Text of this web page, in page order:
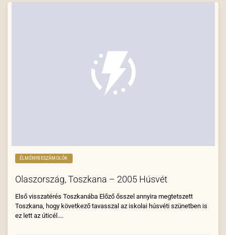
ÉLMÉNYBESZÁMOLÓK
Olaszország, Toszkana – 2005 Húsvét
Első visszatérés Toszkanába Előző ősszel annyira megtetszett
Toszkana, hogy következő tavasszal az iskolai húsvéti szünetben is
ez lett az úticél.…